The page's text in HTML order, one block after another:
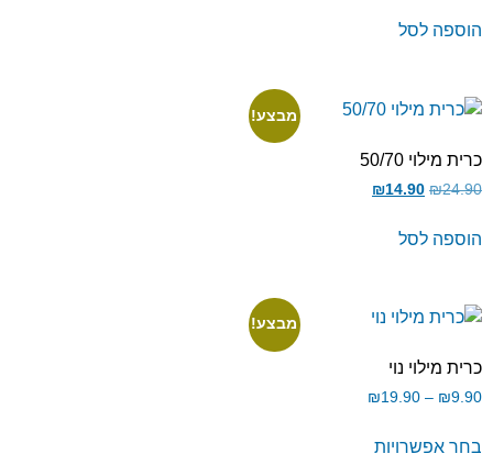
הוספה לסל
מבצע!
כרית מילוי 50/70
₪24.90
₪14.90
הוספה לסל
מבצע!
כרית מילוי נוי
₪9.90
–
₪19.90
בחר אפשרויות